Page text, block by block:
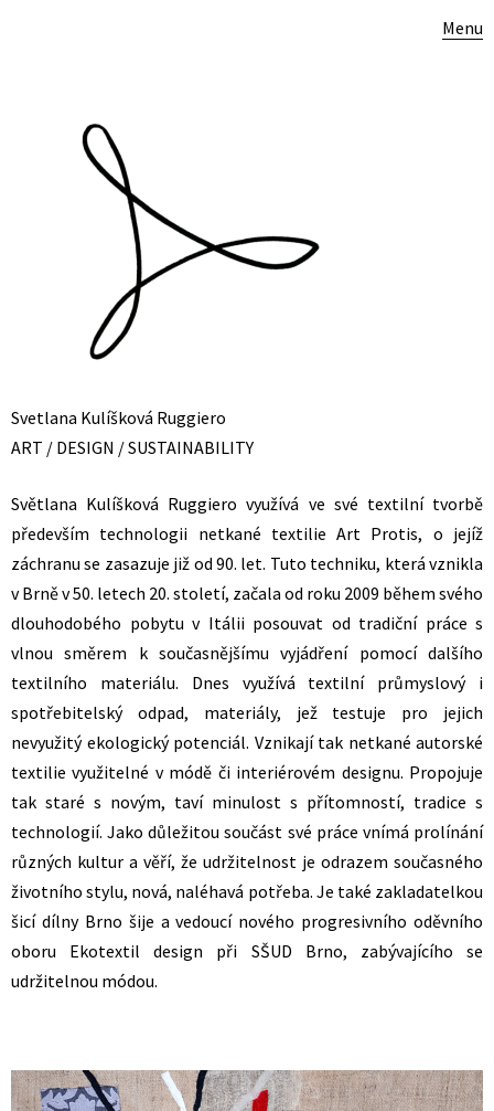
Menu
Svetlana Kulíšková Ruggiero
ART / DESIGN / SUSTAINABILITY
Světlana Kulíšková Ruggiero využívá ve své textilní tvorbě
především technologii netkané textilie Art Protis, o jejíž
záchranu se zasazuje již od 90. let. Tuto techniku, která vznikla
v Brně v 50. letech 20. století, začala od roku 2009 během svého
dlouhodobého pobytu v Itálii posouvat od tradiční práce s
vlnou směrem k současnějšímu vyjádření pomocí dalšího
textilního materiálu. Dnes využívá textilní průmyslový i
spotřebitelský odpad, materiály, jež testuje pro jejich
nevyužitý ekologický potenciál. Vznikají tak netkané autorské
textilie využitelné v módě či interiérovém designu. Propojuje
tak staré s novým, taví minulost s přítomností, tradice s
technologií. Jako důležitou součást své práce vnímá prolínání
různých kultur a věří, že udržitelnost je odrazem současného
životního stylu, nová, naléhavá potřeba. Je také zakladatelkou
šicí dílny Brno šije a vedoucí nového progresivního oděvního
oboru Ekotextil design při SŠUD Brno, zabývajícího se
udržitelnou módou.